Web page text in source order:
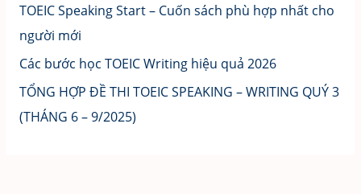
TOEIC Speaking Start – Cuốn sách phù hợp nhất cho
người mới
Các bước học TOEIC Writing hiệu quả 2026
TỔNG HỢP ĐỀ THI TOEIC SPEAKING – WRITING QUÝ 3
(THÁNG 6 – 9/2025)